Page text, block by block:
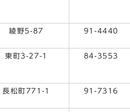
綾野5-87 91-4440
東町3-27-1 84-3553
長松町771-1 91-7316